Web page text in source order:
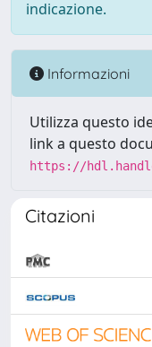
indicazione.
Informazioni
Utilizza questo
link a questo
https://
Citazioni